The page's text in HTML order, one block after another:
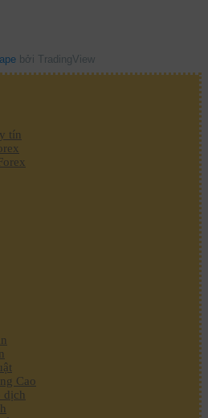
bởi TradingView
tín
Cao
dịch